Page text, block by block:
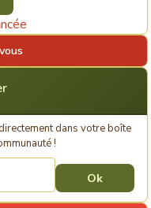
dans votre boîte
!